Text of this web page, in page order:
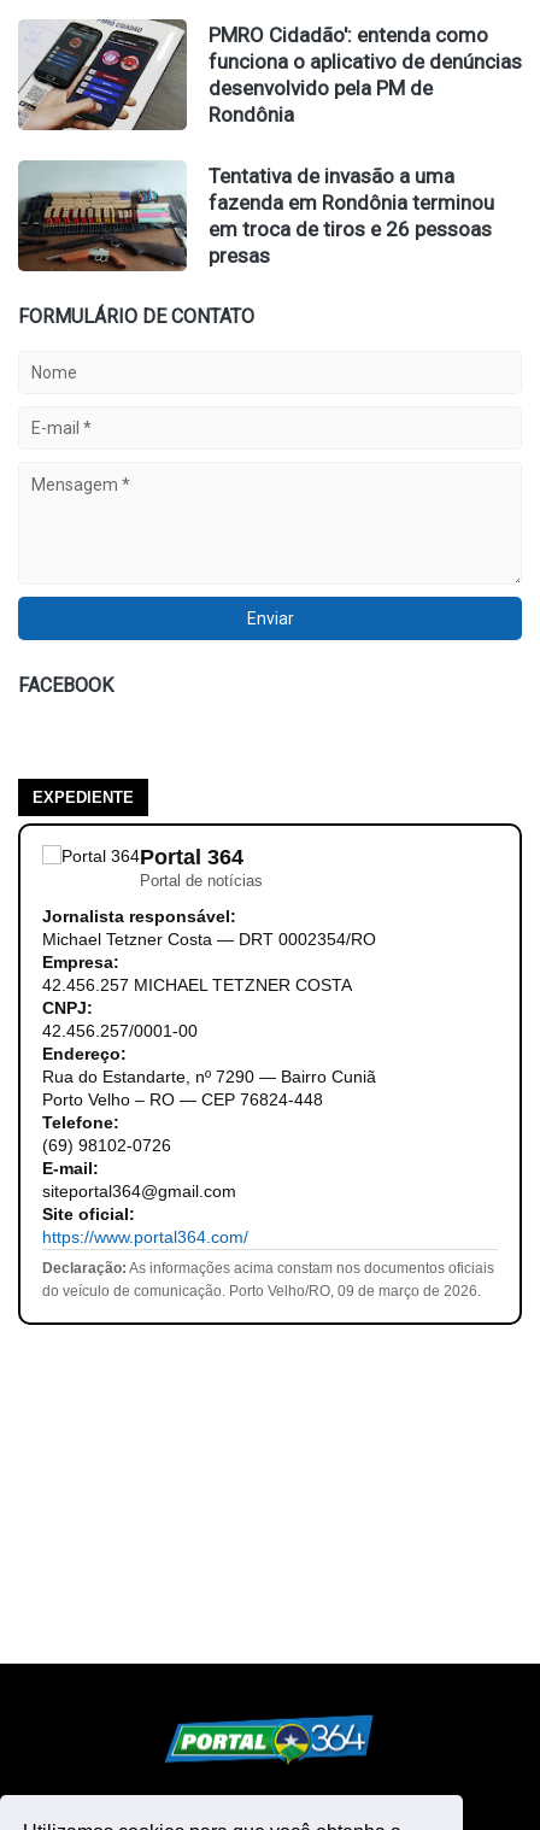
PMRO Cidadão': entenda como
funciona o aplicativo de denúncias
desenvolvido pela PM de
Rondônia
Tentativa de invasão a uma
fazenda em Rondônia terminou
em troca de tiros e 26 pessoas
presas
FORMULÁRIO DE CONTATO
FACEBOOK
EXPEDIENTE
Portal 364
Portal de notícias
Jornalista responsável:
Michael Tetzner Costa — DRT 0002354/RO
Empresa:
42.456.257 MICHAEL TETZNER COSTA
CNPJ:
42.456.257/0001-00
Endereço:
Rua do Estandarte, nº 7290 — Bairro Cuniã
Porto Velho – RO — CEP 76824-448
Telefone:
(69) 98102-0726
E-mail:
siteportal364@gmail.com
Site oficial:
https://www.portal364.com/
Declaração: As informações acima constam nos documentos oficiais
do veículo de comunicação. Porto Velho/RO, 09 de março de 2026.